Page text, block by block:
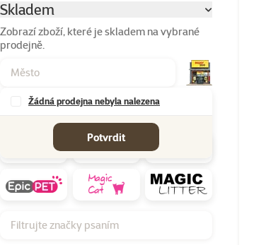
Parametrický filtr
Skladem
Zobrazí zboží, které je skladem na vybrané
prodejně.
Žádná prodejna nebyla nalezena
Potvrdit
Filtrujte značky psaním